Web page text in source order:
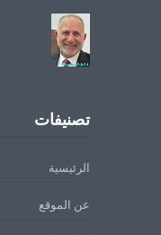
تصنيفات
الرئيسية
عن الموقع